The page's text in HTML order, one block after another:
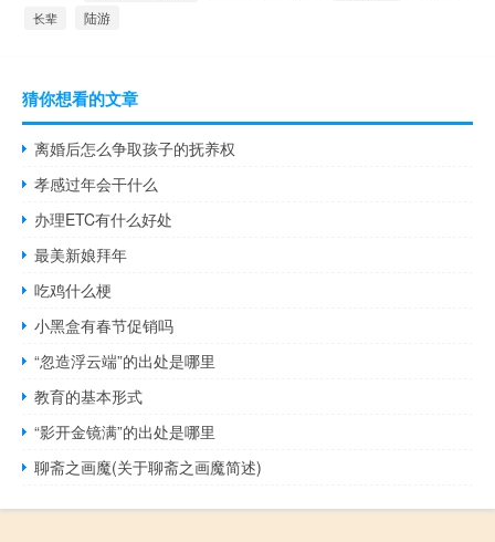
长辈 陆游
猜你想看的文章
离婚后怎么争取孩子的抚养权
孝感过年会干什么
办理ETC有什么好处
最美新娘拜年
吃鸡什么梗
小黑盒有春节促销吗
“忽造浮云端”的出处是哪里
教育的基本形式
“影开金镜满”的出处是哪里
聊斋之画魔(关于聊斋之画魔简述)